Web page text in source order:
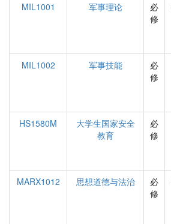
MIL1001 军事理论
必
修
MIL1002
军事技能
必
修
HS1580M
大学生国家安全
教育
必
修
MARX1012
思想道德与法治
必
修